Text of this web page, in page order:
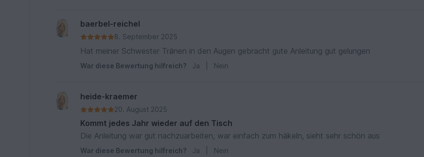
baerbel-reichel
8. September 2025
Hat meiner Schwester Tränen in den Augen gebracht gute Anleitung gut gelungen
War diese Bewertung hilfreich? Ja Nein
heide-kraemer
20. August 2025
Kommt jedes Jahr wieder auf den Tisch
Die Anleitung war gut nachzuarbeiten, war einfach zum häkeln, sieht sehr schön aus
War diese Bewertung hilfreich? Ja Nein